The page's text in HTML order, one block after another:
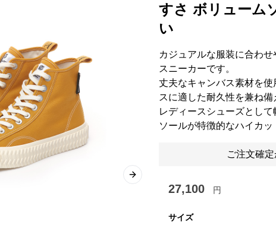
Next slide
すさ ボリューム
い
カジュアルな服装に合わ
スニーカーです。
丈夫なキャンバス素材を
スに適した耐久性を兼ね備
レディースシューズとし
ソールが特徴的なハイカッ
ご注文確
27,100 円
サイズ